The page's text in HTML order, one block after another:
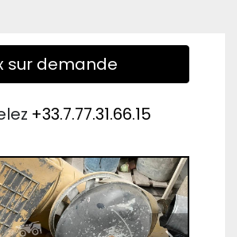
sur demande
+33.7.77.31.66.15